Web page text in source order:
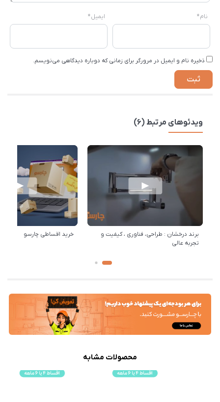
نام* ایمیل*
ذخیره نام و ایمیل در مرورگر برای زمانی که دوباره دیدگاهی می‌نویسم.
ویدئوهای مرتبط (6)
برند درخشان : طراحی، فناوری ، کیفیت و
تجربه عالی
خرید اقساطی چارسو
محصولات مشابه